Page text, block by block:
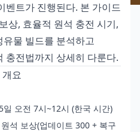
벤트가 진행된다. 본 가이드
상, 효율적 원석 충전 시기,
유물 빌드를 분석하고
전법까지 상세히 다룬다.
요
오전 7시~12시 (한국 시간)
석 보상(업데이트 300 + 복구